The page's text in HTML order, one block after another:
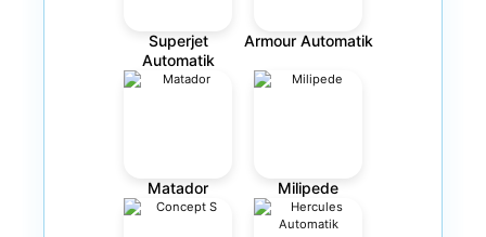
Superjet
Automatik
Armour Automatik
Matador Milipede